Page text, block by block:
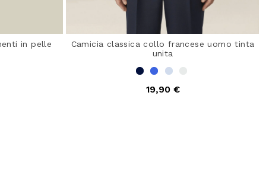
in pelle
Camicia classica collo francese uomo tinta
unita
19,90 €